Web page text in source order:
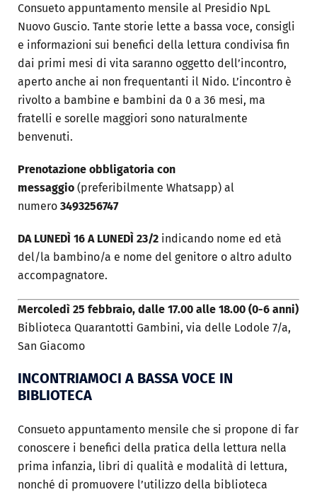
Consueto appuntamento mensile al Presidio NpL
Nuovo Guscio. Tante storie lette a bassa voce, consigli
e informazioni sui benefici della lettura condivisa fin
dai primi mesi di vita saranno oggetto dell’incontro,
aperto anche ai non frequentanti il Nido. L’incontro è
rivolto a bambine e bambini da 0 a 36 mesi, ma
fratelli e sorelle maggiori sono naturalmente
benvenuti.
Prenotazione obbligatoria con
messaggio (preferibilmente Whatsapp) al
numero 3493256747
DA LUNEDÌ 16 A LUNEDÌ 23/2 indicando nome ed età
del/la bambino/a e nome del genitore o altro adulto
accompagnatore.
Mercoledì 25 febbraio, dalle 17.00 alle 18.00 (0-6 anni)
Biblioteca Quarantotti Gambini, via delle Lodole 7/a,
San Giacomo
INCONTRIAMOCI A BASSA VOCE IN
BIBLIOTECA
Consueto appuntamento mensile che si propone di far
conoscere i benefici della pratica della lettura nella
prima infanzia, libri di qualità e modalità di lettura,
nonché di promuovere l’utilizzo della biblioteca